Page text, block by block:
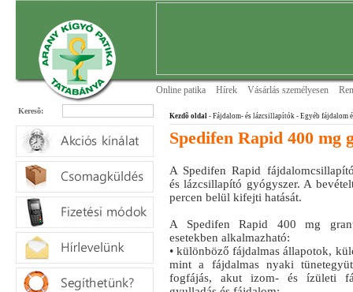
Online patika Hírek Vásárlás személyesen
Keresõ:
Kezdõ oldal - Fájdalom- és lázcsillapítók - Egyéb fájdalom
Spedifen Rapid 400 mg
A Spedifen Rapid
és lázcsillapító gyógyszer. A
percen belül kifejti hatását.
A Spedifen Rapid 400 mg
esetekben alkalmazható:
• különböző fájdalmas állapotok,
mint a fájdalmas nyaki
fogfájás, akut izom- és ízületi